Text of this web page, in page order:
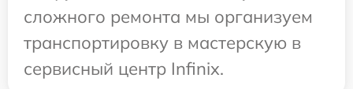
сложного ремонта мы организуем
транспортировку в мастерскую в
сервисный центр Infinix.